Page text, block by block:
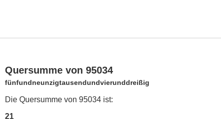
Quersumme von 95034
fünfundneunzigtausendundvierunddreißig
Die Quersumme von 95034 ist:
21